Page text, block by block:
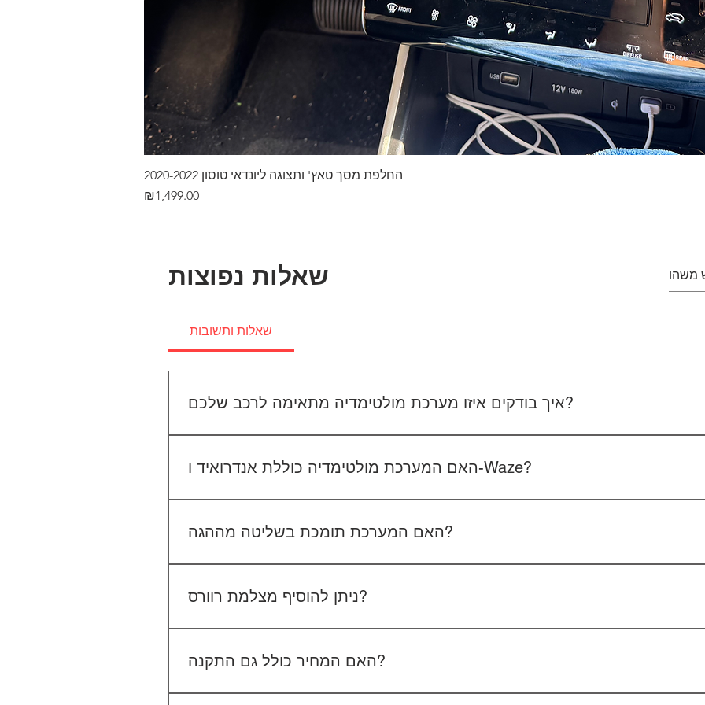
החלפת מסך טאץ' ותצוגה ליונדאי טוסון 2020-2022
Price
₪1,499.00
שאלות נפוצות
שאלות ותשובות
איך בודקים איזו מערכת מולטימדיה מתאימה לרכב שלכם?
מתאים לכם.
האם המערכת מולטימדיה כוללת אנדרואיד ו-Waze?
האם המערכת תומכת בשליטה מההגה?
אלינו לפני ההתקנה.
ניתן להוסיף מצלמת רוורס?
האם המחיר כולל גם התקנה?